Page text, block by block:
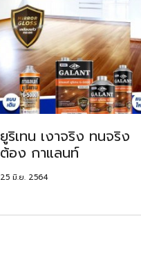
ยูริเทน เงาจริง ทนจริง
ต้อง กาแลนท์
25 มิ.ย. 2564